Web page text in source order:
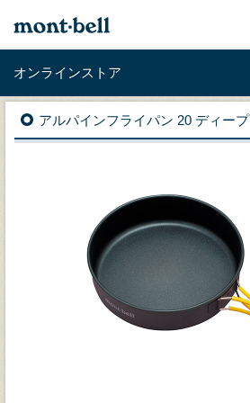
オンラインストア
アルパインフライパン 20 ディープ